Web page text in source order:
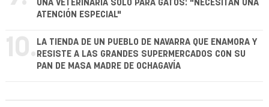
UNA VETERINARIA SOLO PARA GATOS: "NECESITAN UNA
ATENCIÓN ESPECIAL"
10. LA TIENDA DE UN PUEBLO DE NAVARRA QUE ENAMORA Y
RESISTE A LAS GRANDES SUPERMERCADOS CON SU
PAN DE MASA MADRE DE OCHAGAVÍA